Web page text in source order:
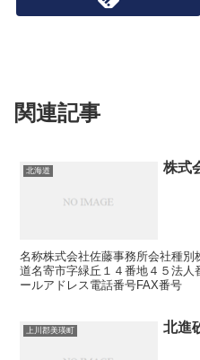
関連記事
北海道 株式
名称株式会社佐藤事務所会社種
道名寄市字緑丘１４番地４５法人
ールアドレス電話番号FAX番号
上川郡美瑛町 北進